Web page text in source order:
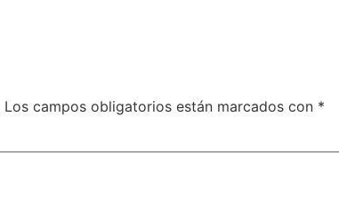
Los campos obligatorios están marcados con *